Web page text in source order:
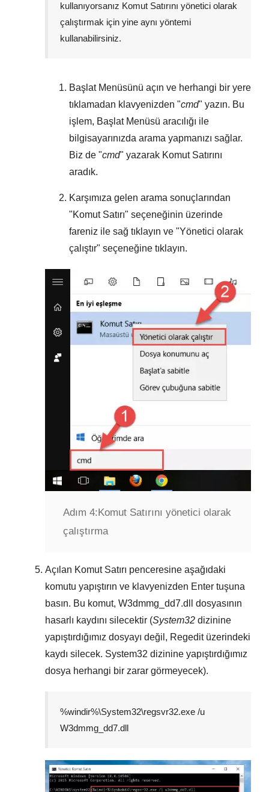
kullanıyorsanız Komut Satırını yönetici olarak
çalıştırmak için yine aynı yöntemi
kullanabilirsiniz.
Başlat Menüsünü açın ve herhangi bir yere
tıklamadan klavyenizden "cmd" yazın. Bu
işlem, Başlat Menüsü aracılığı ile
bilgisayarınızda arama yapmanızı sağlar.
Biz de "cmd" yazarak Komut Satırını
aradık.
Karşımıza gelen arama sonuçlarından
"Komut Satırı" seçeneğinin üzerinde
fareniz ile sağ tıklayın ve "Yönetici olarak
çalıştır" seçeneğine tıklayın.
Adım 4:Komut Satırını yönetici olarak
çalıştırma
Açılan Komut Satırı penceresine aşağıdaki
komutu yapıştırın ve klavyenizden Enter tuşuna
basın. Bu komut, W3dmmg_dd7.dll
dosyasının
hasarlı kaydını silecektir (System32 dizinine
yapıştırdığımız dosyayı değil, Regeditüzerindeki
kaydı silecek. System32 dizinine yapıştırdığımız
dosya herhangi bir zarar görmeyecek).
%windir%\System32\regsvr32.exe /u
W3dmmg_dd7.dll